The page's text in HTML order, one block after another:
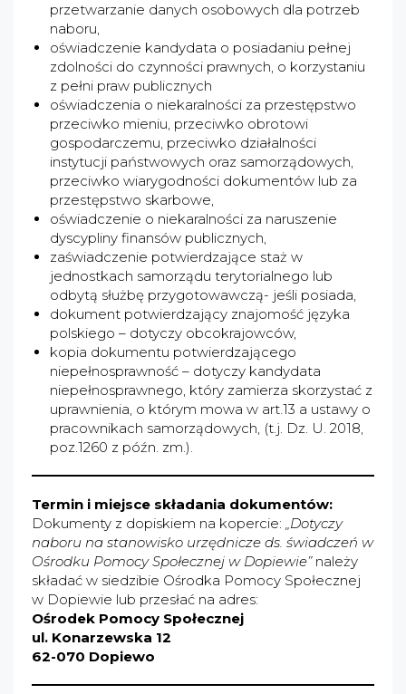
przetwarzanie danych osobowych dla potrzeb
naboru,
oświadczenie kandydata o posiadaniu pełnej
zdolności do czynności prawnych, o korzystaniu
z pełni praw publicznych
oświadczenia o niekaralności za przestępstwo
przeciwko mieniu, przeciwko obrotowi
gospodarczemu, przeciwko działalności
instytucji państwowych oraz samorządowych,
przeciwko wiarygodności dokumentów lub za
przestępstwo skarbowe,
oświadczenie o niekaralności za naruszenie
dyscypliny finansów publicznych,
zaświadczenie potwierdzające staż w
jednostkach samorządu terytorialnego lub
odbytą służbę przygotowawczą- jeśli posiada,
dokument potwierdzający znajomość języka
polskiego – dotyczy obcokrajowców,
kopia dokumentu potwierdzającego
niepełnosprawność – dotyczy kandydata
niepełnosprawnego, który zamierza skorzystać z
uprawnienia, o którym mowa w art.13 a ustawy o
pracownikach samorządowych, (t.j. Dz. U. 2018,
poz.1260 z późn. zm.).
Termin i miejsce składania dokumentów:
Dokumenty z dopiskiem na kopercie: „Dotyczy
naboru na stanowisko urzędnicze ds. świadczeń w
Ośrodku Pomocy Społecznej w Dopiewie”należy
składać w siedzibie Ośrodka Pomocy Społecznej
w Dopiewie lub przesłać na adres:
Ośrodek Pomocy Społecznej
ul. Konarzewska 12
62-070 Dopiewo